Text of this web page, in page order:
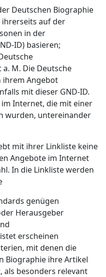
Deutschen Biographie
ihrerseits auf der
in der
ID) basieren;
M. Die Deutsche
ihrem Angebot
mit dieser GND-ID.
Internet, die mit einer
wurden, untereinander
mit ihrer Linkliste keine
Angebote im Internet
In die Linkliste werden
genügen
Herausgeber
erscheinen
mit denen die
Biographie ihre Artikel
besonders relevant